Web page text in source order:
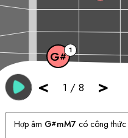
< 1 / 8 >
G# 1
Hợp âm G#mM7có công thức